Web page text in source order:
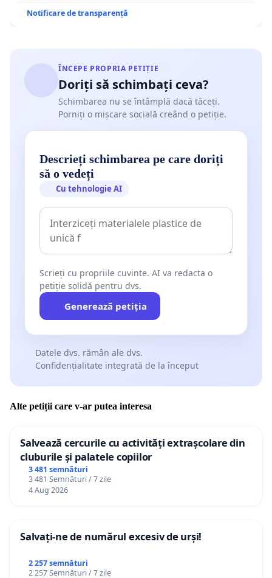
Notificare de transparență
ÎNCEPE PROPRIA PETIȚIE
Doriți să schimbați ceva?
Schimbarea nu se întâmplă dacă tăceți.
Porniți o mișcare socială creând o petiție.
Descrieți schimbarea pe care doriți
să o vedeți
Cu tehnologie AI
Scrieți cu propriile cuvinte. AI va redacta o
petiție solidă pentru dvs.
Generează petiția
Datele dvs. rămân ale dvs.
Confidențialitate integrată de la început
Alte petiții care v-ar putea interesa
Salvează cercurile cu activități extrașcolare din
cluburile și palatele copiilor
3 481 semnături
3 481 Semnături / 7 zile
4 Aug 2026
Salvați-ne de numărul excesiv de urși!
2 257 semnături
2 257 Semnături / 7 zile